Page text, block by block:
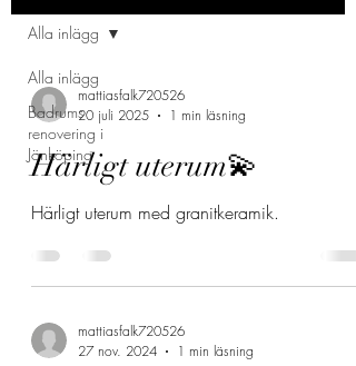
Alla inlägg
Badrums
renovering i
Jönköping
Alla inlägg
mattiasfalk720526
20 juli 2025
1 min läsning
Härligt uterum💫
Härligt uterum med granitkeramik.
mattiasfalk720526
27 nov. 2024
1 min läsning